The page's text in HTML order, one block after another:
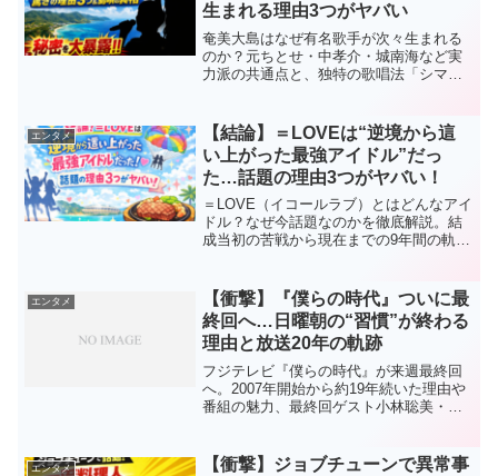
生まれる理由3つがヤバい
奄美大島はなぜ有名歌手が次々生まれる
のか？元ちとせ・中孝介・城南海など実
力派の共通点と、独特の歌唱法「シマ
エンタメ
【結論】＝LOVEは“逆境から這
い上がった最強アイドル”だっ
た…話題の理由3つがヤバい！
＝LOVE（イコールラブ）とはどんなアイ
ドル？なぜ今話題なのかを徹底解説。結
成当初の苦戦から現在までの9年間の軌
エンタメ
【衝撃】『僕らの時代』ついに最
終回へ…日曜朝の“習慣”が終わる
理由と放送20年の軌跡
フジテレビ『僕らの時代』が来週最終回
へ。2007年開始から約19年続いた理由や
番組の魅力、最終回ゲスト小林聡美・市
エンタメ
【衝撃】ジョブチューンで異常事